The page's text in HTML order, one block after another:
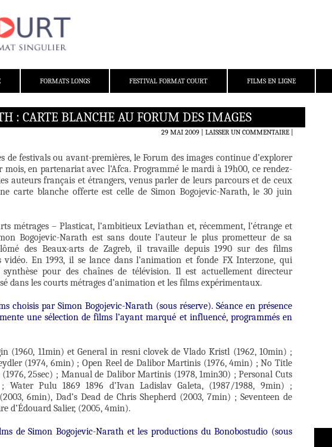
FORMATS LONGS FESTIVAL FORMAT COURT FILMS EN LIGNE
: CARTE BLANCHE AU FORUM DES IMAGES
29 MAI 2009 LAISSER UN COMMENTAIRE|
de festivals ou avant-premières, le Forum des images continue d’explorer
en partenariat avec l’Afca. Programmé le mardi à 19h00, ce rendez-
auteurs français et étrangers, venus parler de leurs parcours et de ceux
carte blanche offerte est celle de Simon Bogojevic-Narath, le 30 juin
métrages – Plasticat, l’ambitieux Leviathan et, récemment, l’étrange et
Bogojevic-Narath est sans doute l’auteur le plus prometteur de sa
des Beaux-arts de Zagreb, il travaille depuis 1990 sur des films
En 1993, il se lance dans l’animation et fonde FX Interzone, qui
pour des chaînes de télévision. Il est actuellement directeur
dans les courts métrages d’animation et les films expérimentaux.
choisis par Simon Bogojevic-Narath (sous réserve). Séance en présence
une sélection de films l’ayant marqué et influencé, programmés en
(1960, 11min) et General in resni clovek de Vlado Kristl (1962, 10min) ;
(1974, 6min) ; Open Reel de Dalibor Martinis (1976, 4min) ; No Title
25sec) ; Manual de Dalibor Martinis (1978, 1min30) ; Personal Cuts
Water Pulu 1869 1896 d’Ivan Ladislav Galeta, (1987/1988, 9min) ;
6min), Dad’s Dead de Chris Shepherd (2003, 7min) ; Seventeen de
d’Édouard Salier, (2005, 4min).
de Simon Bogojevic-Narath et les productions du Bonobostudio (sous